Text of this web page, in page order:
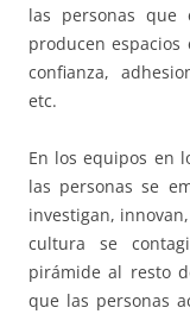
las personas
producen espacios
confianza,
etc.
En los equipos en
las personas se
investigan,
cultura se
pirámide al resto
que las personas